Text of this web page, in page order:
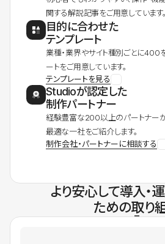
関する解説記事をご用意しています。
目的に合わせた
テンプレート
業種・業界やサイト種別ごとに400
ートをご用意しています。
テンプレートを見る
Studioが認定した
制作パートナー
経験豊富な200以上のパートナーか
最適な一社をご紹介します。
制作会社・パートナーに相談する
より安心して導入・
ための取り